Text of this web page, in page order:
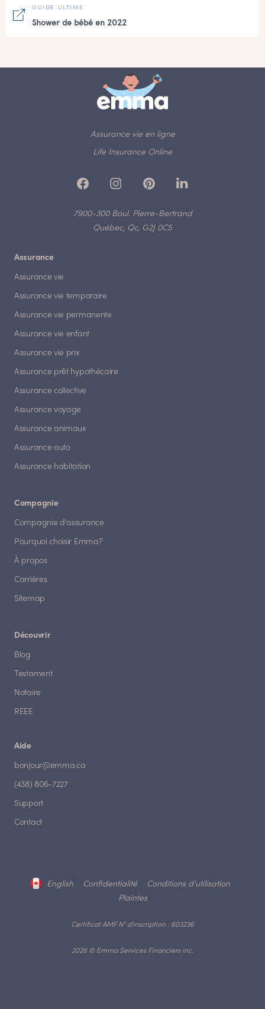
GUIDE ULTIME
Shower de bébé en 2022
Assurance vie en ligne
Life Insurance Online
7900-300 Boul. Pierre-Bertrand
Québec, Qc, G2J 0C5
Assurance
Assurance vie
Assurance vie temporaire
Assurance vie permanente
Assurance vie enfant
Assurance vie prix
Assurance prêt hypothécaire
Assurance collective
Assurance voyage
Assurance animaux
Assurance auto
Assurance habitation
Compagnie
Compagnie d'assurance
Pourquoi choisir Emma?
À propos
Carrières
Sitemap
Découvrir
Blog
Testament
Notaire
REEE
Aide
bonjour@emma.ca
(438) 806-7227
Support
Contact
2026 © Emma Services Financiers inc.
Certificat AMF N° d'inscription : 603236
English Confidentialité
Conditions d'utilisation
Plaintes